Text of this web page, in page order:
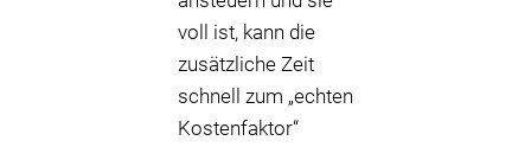
voll ist, kann die
zusätzliche Zeit
schnell zum „echten
Kostenfaktor“